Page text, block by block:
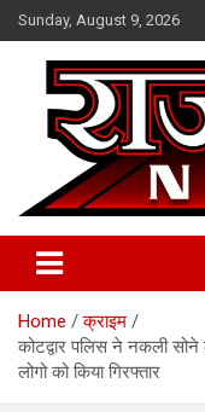
Skip
to
content
Sunday, August 9, 2026
Raj Satta
Home
क्राइम
कोटद्वार पलिस ने नकली
लोगो को किया गिरफ्तार